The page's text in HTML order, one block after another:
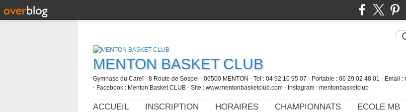
MENTON BASKET CLUB
Gymnase du Careï - 8 Route de Sospel - 06500 MENTON - Tel : 04 92 10 95 07 - Portable : 06 29 02 48 01 - Email
- Facebook : Menton Basket CLUB - Site : www.mentonbasketclub.com - Instagram : mentonbasketclub
ACCUEIL INSCRIPTION HORAIRES CHAMPIONNATS ECOLE MB